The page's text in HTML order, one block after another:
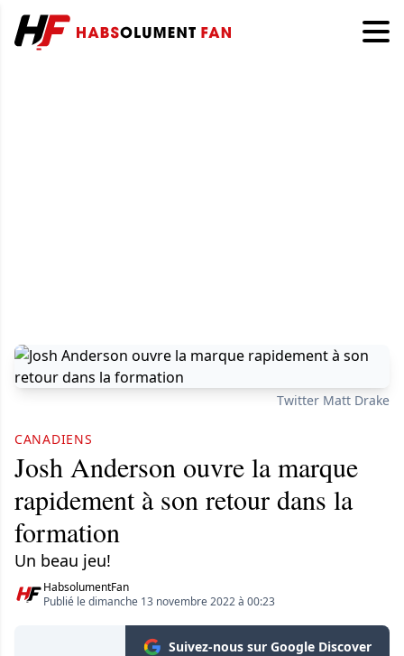
Twitter Matt Drake
CANADIENS
Josh Anderson ouvre la marque
rapidement à son retour dans la
formation
Un beau jeu!
HabsolumentFan
Publié le dimanche 13 novembre 2022 à 00:23
Suivez-nous sur Google Discover